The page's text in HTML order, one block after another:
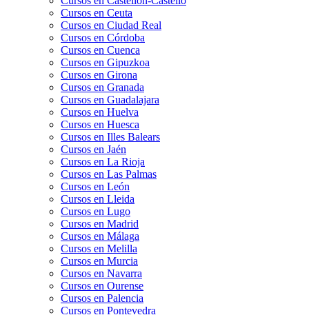
Cursos en Ceuta
Cursos en Ciudad Real
Cursos en Córdoba
Cursos en Cuenca
Cursos en Gipuzkoa
Cursos en Girona
Cursos en Granada
Cursos en Guadalajara
Cursos en Huelva
Cursos en Huesca
Cursos en Illes Balears
Cursos en Jaén
Cursos en La Rioja
Cursos en Las Palmas
Cursos en León
Cursos en Lleida
Cursos en Lugo
Cursos en Madrid
Cursos en Málaga
Cursos en Melilla
Cursos en Murcia
Cursos en Navarra
Cursos en Ourense
Cursos en Palencia
Cursos en Pontevedra